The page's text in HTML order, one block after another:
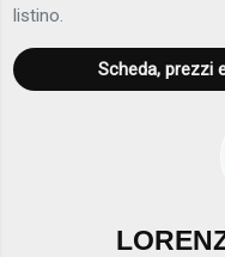
listino.
Scheda, prezzi